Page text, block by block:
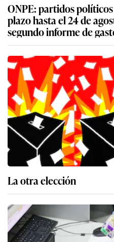
ONPE: partidos
plazo hasta el 24 de
segundo informe de
La otra elección